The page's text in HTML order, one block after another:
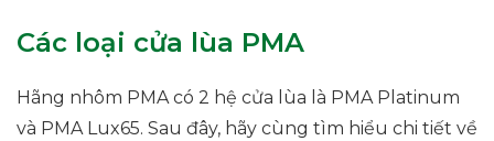
Các loại cửa lùa PMA
Hãng nhôm PMA có 2 hệ cửa lùa là PMA Platinum
và PMA Lux65. Sau đây, hãy cùng tìm hiểu chi tiết về